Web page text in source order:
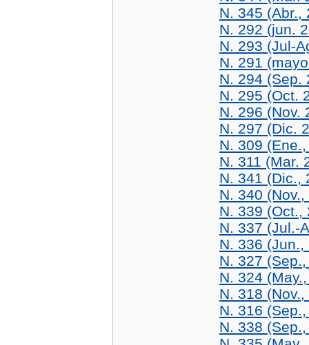
N. 345 (Abr.,
N. 292 (jun.
N. 293 (Jul-
N. 291
N. 294 (Sep.
N. 295 (Oct.
N. 296 (Nov.
N. 297 (Dic.
N. 309
N. 311 (Mar.
N. 341 (Dic.,
N. 340
N. 339 (Oct.,
N. 337 (Jul.-
N. 336 (Jun.,
N. 327
N. 324
N. 318
N. 316
N. 338